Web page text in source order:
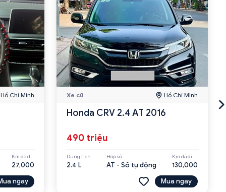
Hồ Chí Minh
Km đã đi
27,000
ngay
Xe cũ Hồ Chí Minh
Honda CRV 2.4 AT 2016
490 triệu
Dung tích
2.4 L
Hộp số
AT - Số tự động
Km đã đi
130,000
Mua ngay